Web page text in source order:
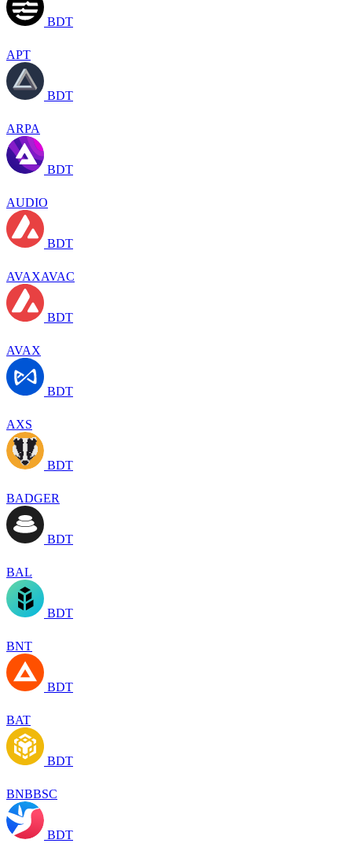
BDT
APT
BDT
ARPA
BDT
AUDIO
BDT
AVAXAVAC
BDT
AVAX
BDT
AXS
BDT
BADGER
BDT
BAL
BDT
BNT
BDT
BAT
BDT
BNBBSC
BDT